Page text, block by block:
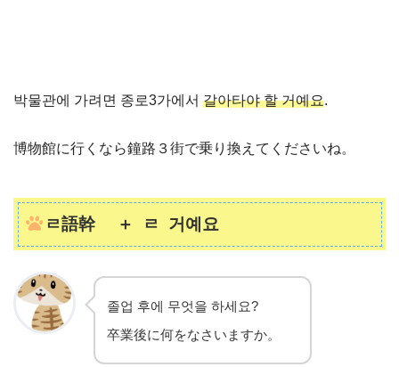
박물관에 가려면 종로3가에서 갈아타야 할 거예요.
博物館に行くなら鐘路３街で乗り換えてくださいね。
ㄹ語幹 ＋ ㄹ 거예요
졸업 후에 무엇을 하세요?
卒業後に何をなさいますか。